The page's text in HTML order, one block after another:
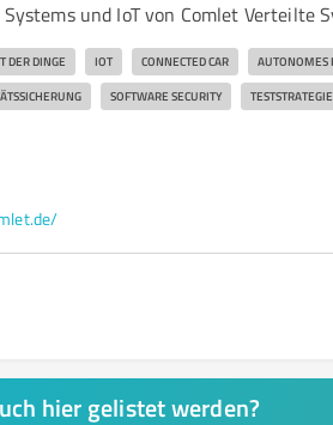
und IoT von Comlet Verteilte
DER DINGE IOT CONNECTED CAR AUTONOMES
SOFTWARE SECURITY
hier gelistet werden?